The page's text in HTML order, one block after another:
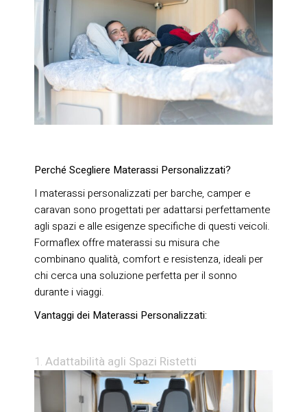
Perché Scegliere Materassi Personalizzati?
I materassi personalizzati per barche, camper e
caravan sono progettati per adattarsi perfettamente
agli spazi e alle esigenze specifiche di questi veicoli.
Formaflex offre materassi su misura che
combinano qualità, comfort e resistenza, ideali per
chi cerca una soluzione perfetta per il sonno
durante i viaggi.
Vantaggi dei Materassi Personalizzati:
Adattabilità agli Spazi Ristetti